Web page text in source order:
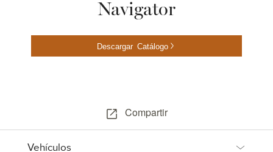
Navigator
Descargar Catálogo
Compartir
Vehículos